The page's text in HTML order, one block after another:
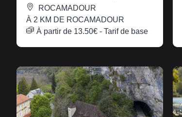
ROCAMADOUR
À 2 KM DE ROCAMADOUR
À partir de 13.50€ - Tarif de base